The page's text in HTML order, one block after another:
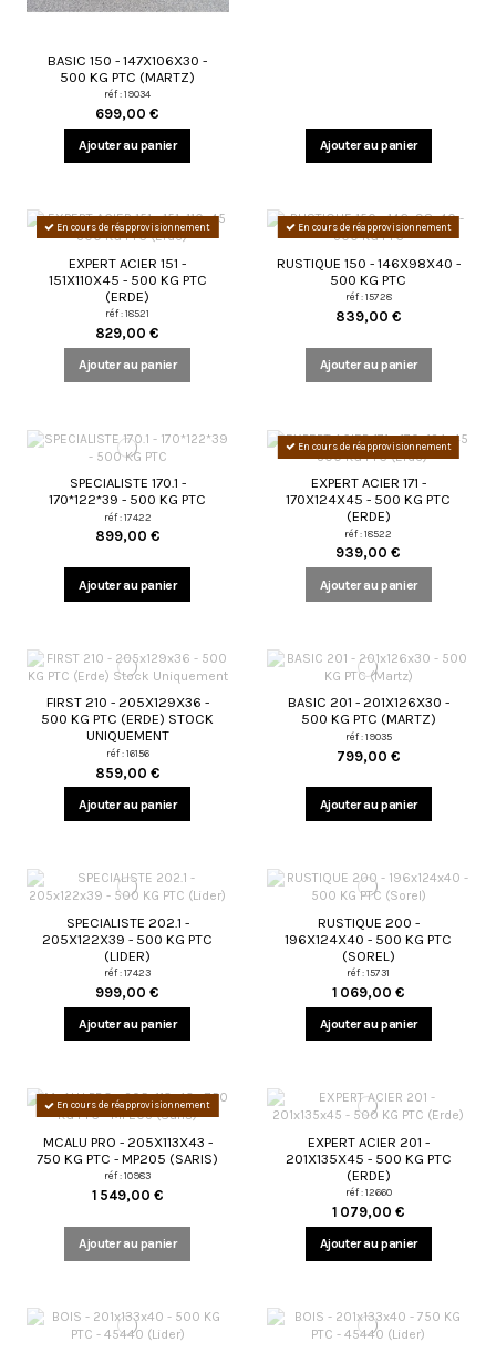
BASIC 150 - 147X106X30 -
500 KG PTC (MARTZ)
réf : 19034
699,00 €
Ajouter au panier Ajouter au panier
En cours de réapprovisionnement
EXPERT ACIER 151 -
151X110X45 - 500 KG PTC
(ERDE)
réf : 18521
829,00 €
Ajouter au panier
En cours de réapprovisionnement
RUSTIQUE 150 - 146X98X40 -
500 KG PTC
réf : 15728
839,00 €
Ajouter au panier
SPECIALISTE 170.1 -
170*122*39 - 500 KG PTC
réf : 17422
899,00 €
Ajouter au panier
En cours de réapprovisionnement
EXPERT ACIER 171 -
170X124X45 - 500 KG PTC
(ERDE)
réf : 18522
939,00 €
Ajouter au panier
FIRST 210 - 205X129X36 -
500 KG PTC (ERDE) STOCK
UNIQUEMENT
réf : 16156
859,00 €
Ajouter au panier
BASIC 201 - 201X126X30 -
500 KG PTC (MARTZ)
réf : 19035
799,00 €
Ajouter au panier
SPECIALISTE 202.1 -
205X122X39 - 500 KG PTC
(LIDER)
réf : 17423
999,00 €
Ajouter au panier
RUSTIQUE 200 -
196X124X40 - 500 KG PTC
(SOREL)
réf : 15731
1 069,00 €
Ajouter au panier
En cours de réapprovisionnement
MCALU PRO - 205X113X43 -
750 KG PTC - MP205 (SARIS)
réf : 10983
1 549,00 €
Ajouter au panier
EXPERT ACIER 201 -
201X135X45 - 500 KG PTC
(ERDE)
réf : 12660
1 079,00 €
Ajouter au panier